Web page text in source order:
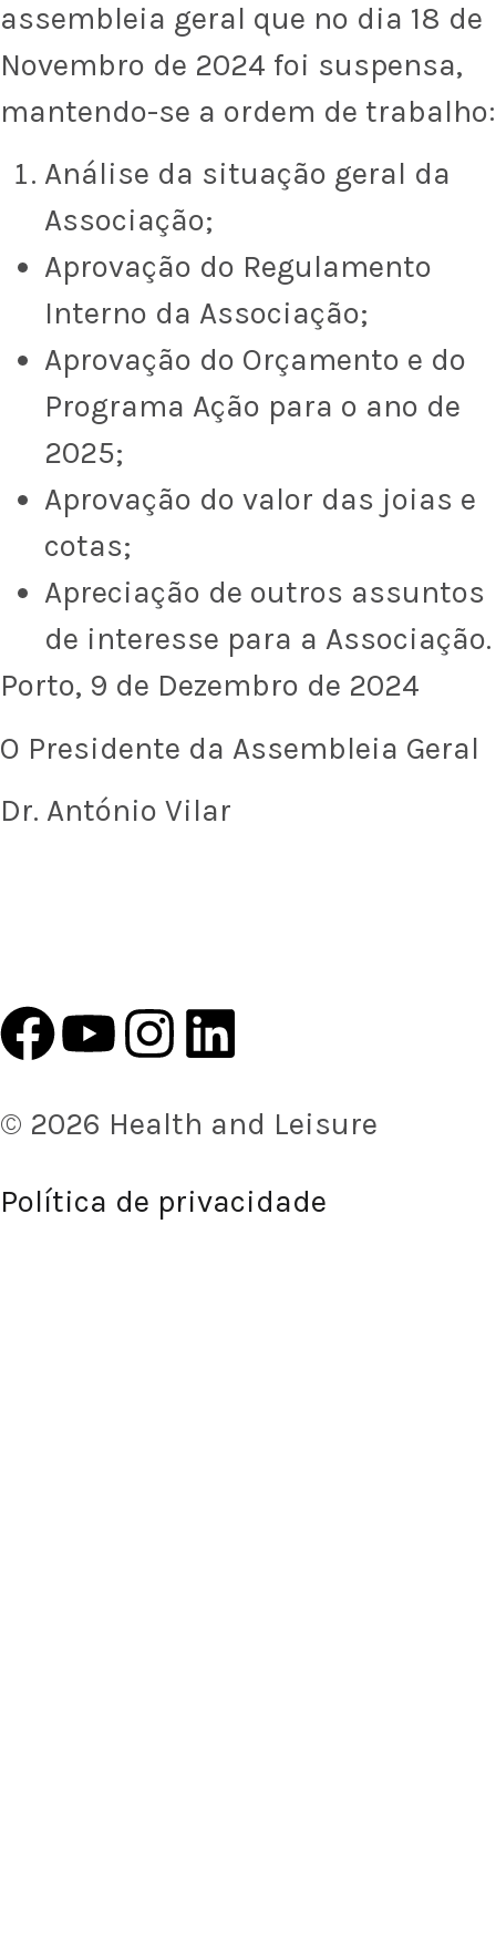
assembleia geral que no dia 18 de
Novembro de 2024 foi suspensa,
mantendo-se a ordem de trabalho:
Análise da situação geral da
Associação;
Aprovação do Regulamento
Interno da Associação;
Aprovação do Orçamento e do
Programa Ação para o ano de
2025;
Aprovação do valor das joias e
cotas;
Apreciação de outros assuntos
de interesse para a Associação.
Porto, 9 de Dezembro de 2024
O Presidente da Assembleia Geral
Dr. António Vilar
© 2026 Health and Leisure
Política de privacidade